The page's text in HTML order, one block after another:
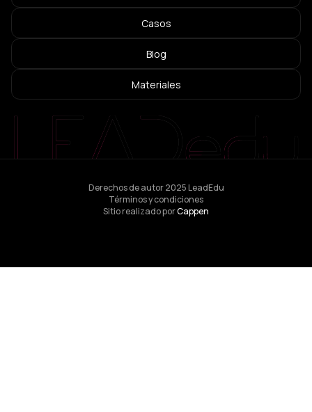
Casos
Blog
Materiales
Derechos de autor 2025 LeadEdu
Términos y condiciones
Sitio realizado porCappen